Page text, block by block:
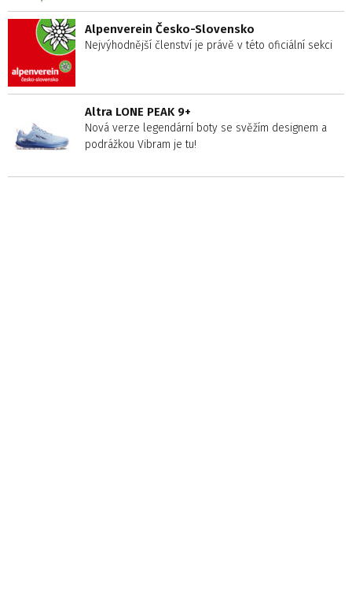
Alpenverein Česko-Slovensko
Nejvýhodnější členství je právě v této oficiální sekci
Altra LONE PEAK 9+
Nová verze legendární boty se svěžím designem a
podrážkou Vibram je tu!